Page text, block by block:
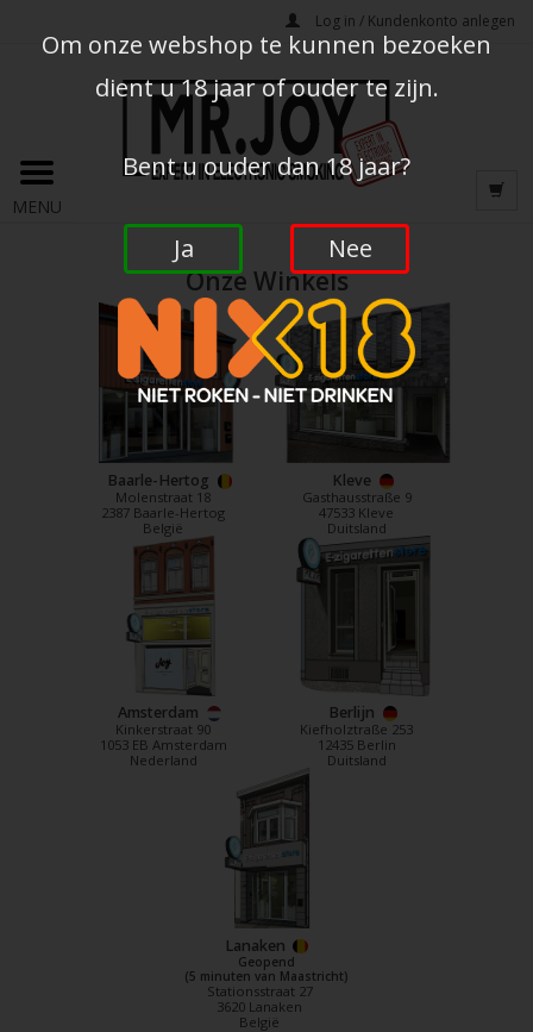
Log in / Kundenkonto anlegen
MENU
Onze Winkels
Baarle-Hertog
Molenstraat 18
2387 Baarle-Hertog
België
Kleve
Gasthausstraße 9
47533 Kleve
Duitsland
Amsterdam
Kinkerstraat 90
1053 EB Amsterdam
Nederland
Berlijn
Kiefholztraße 253
12435 Berlin
Duitsland
Lanaken
Geopend
(5 minuten van Maastricht)
Stationsstraat 27
3620 Lanaken
België
Om onze webshop te kunnen bezoeken
dient u 18 jaar of ouder te zijn.
Bent u ouder dan 18 jaar?
Ja Nee